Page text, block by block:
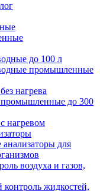
до 100 л
промышленные
нагрева
до 300
нагревом
для
воздуха и газов,
жидкостей,